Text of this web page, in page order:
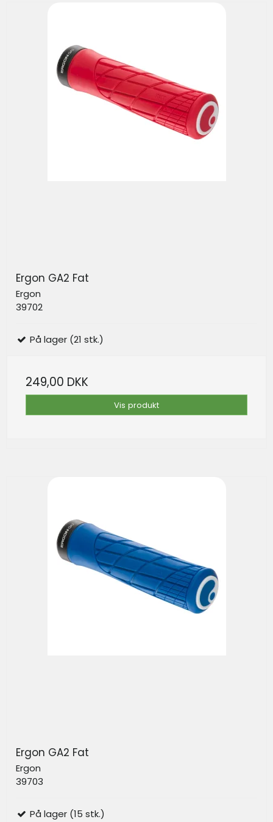
Ergon GA2 Fat
Ergon
39702
På lager (21 stk.)
249,00 DKK
Vis produkt
Ergon GA2 Fat
Ergon
39703
På lager (15 stk.)